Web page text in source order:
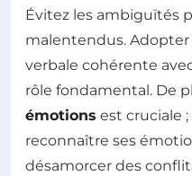
Évitez les ambiguïtés
malentendus.
verbale cohérente
rôle fondamental. De
émotions est cruciale
reconnaître ses
désamorcer des